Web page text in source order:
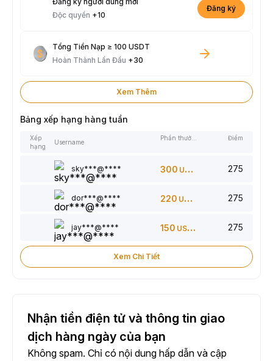
Độc quyền +10
Đăng ký
Tổng Tiền Nạp ≥ 100 USDT
Hoàn Thành Lần Đầu +30
Xem Thêm
Bảng xếp hạng hàng tuần
Xếp
hạng
Username
Phần thưởng Điểm
sky***@**** 300 USDT 275
dor***@**** 220 USDT 275
jay***@**** 150 USDT 275
Xem Chi Tiết
Nhận tiền điện tử và thông tin giao
dịch hàng ngày của bạn
Không spam. Chỉ có nội dung hấp dẫn và cập